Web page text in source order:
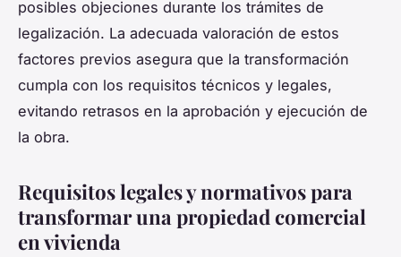
posibles objeciones durante los trámites de
legalización. La adecuada valoración de estos
factores previos asegura que la transformación
cumpla con los requisitos técnicos y legales,
evitando retrasos en la aprobación y ejecución de
la obra.
Requisitos legales y normativos para
transformar una propiedad comercial
en vivienda